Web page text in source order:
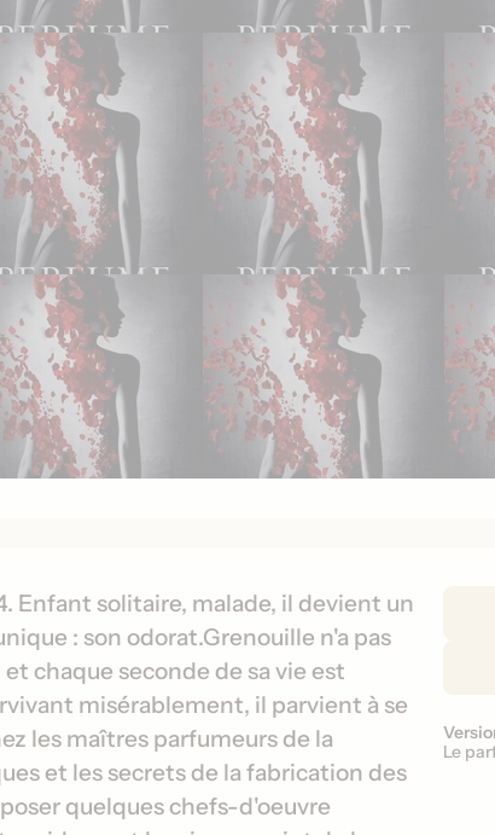
Enfant solitaire, malade, il devient un
: son odorat.Grenouille n'a pas
chaque seconde de sa vie est
misérablement, il parvient à se
les maîtres parfumeurs de la
et les secrets de la fabrication des
quelques chefs-d'oeuvre
lV
e
Le